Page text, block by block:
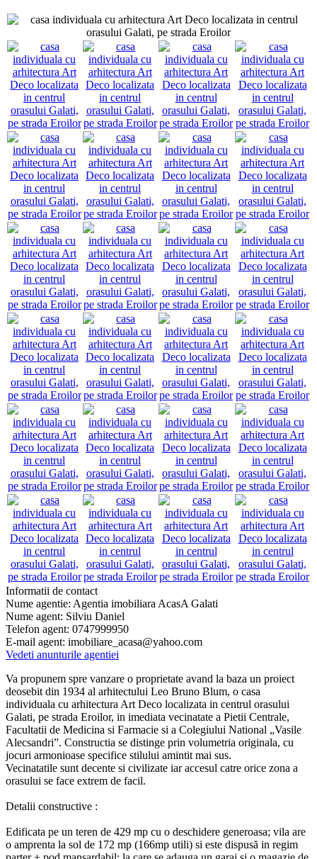
Informatii de contact
Nume agentie: Agentia imobiliara AcasA Galati
Nume agent: Silviu Daniel
Telefon agent: 0747999950
E-mail agent: imobiliare_acasa@yahoo.com
Vedeti anunturile agentiei
Va propunem spre vanzare o proprietate avand la baza un proiect
deosebit din 1934 al arhitectului Leo Bruno Blum, o casa
individuala cu arhitectura Art Deco localizata in centrul orasului
Galati, pe strada Eroilor, in imediata vecinatate a Pietii Centrale,
Facultatii de Medicina si Farmacie si a Colegiului National „Vasile
Alecsandri”. Constructia se distinge prin volumetria originala, cu
jocuri armonioase specifice stilului amintit mai sus.
Vecinatatile sunt decente si civilizate iar accesul catre orice zona a
orasului se face extrem de facil.
Detalii constructive :
Edificata pe un teren de 429 mp cu o deschidere generoasa; vila are
o amprenta la sol de 172 mp (166mp utili) si este dispusă in regim